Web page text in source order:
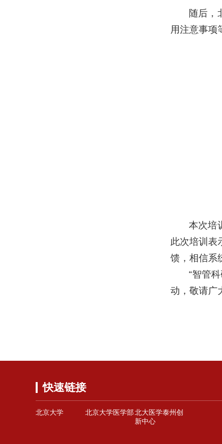
随后，
用注意事项
本次培
此次培训表
馈，相信系
“智管
动，敬请广
快速链接
北京大学 北京大学医学部北大医学泰州创
新中心